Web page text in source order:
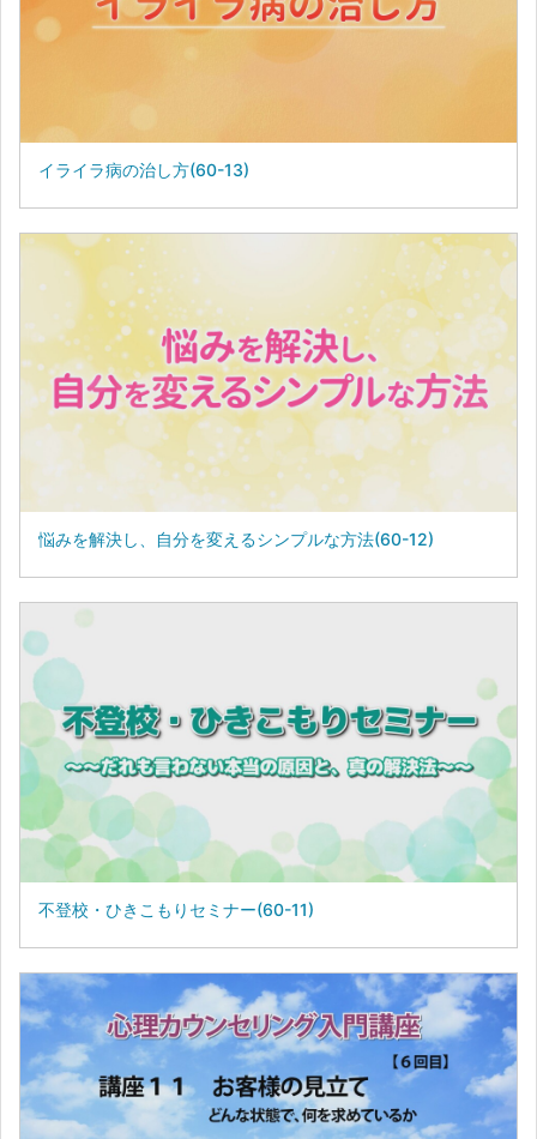
イライラ病の治し方(60-13)
悩みを解決し、自分を変えるシンプルな方法(60-12)
不登校・ひきこもりセミナー(60-11)